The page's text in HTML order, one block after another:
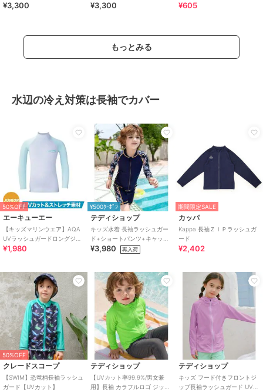
¥3,300 ¥3,300
ターズ
¥605
もっとみる
水辺の冷え対策は長袖でカバー
50%OFF
エーキューエー
【キッズマリンウエア】AQA
UVラッシュガードロングジュ
ニア KW-4634
¥1,980
¥500ｸｰﾎﾟﾝ
テディショップ
キッズ水着 長袖ラッシュガー
ド+ショートパンツ+キャップ
3点セット
¥3,980 再入荷
期間限定SALE
カッパ
Kappa 長袖ＺＩＰラッシュガ
ード
¥2,402
50%OFF
クレードスコープ
【SWIM】恐竜柄長袖ラッシュ
ガード【UVカット】
テディショップ
【UVカット率99.9%/男女兼
用】長袖 カラフルロゴ ジップ
テディショップ
キッズ フード付きフロントジ
ップ長袖ラッシュガード UVパ